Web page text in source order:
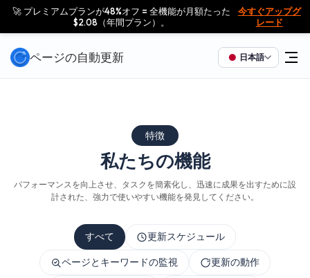
🚀 プレミアムプランが48%オフ = 全機能が月額たった
$2.08（年間プラン）。
今すぐアップグ
レード
ページの自動更新 日本語
特徴
私たちの機能
パフォーマンスを向上させ、タスクを簡素化し、迅速に成果を出すために設
計された、強力で使いやすい機能を発見してください。
すべて 更新スケジュール
ページとキーワードの監視 更新の動作